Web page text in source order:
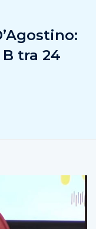
tra 24